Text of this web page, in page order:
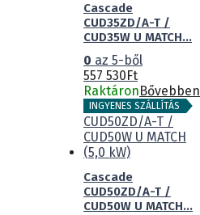
Cascade
CUD35ZD/A-T /
CUD35W U MATCH...
0 az 5-ből
557 530Ft
RaktáronBővebben
INGYENES SZÁLLÍTÁS
Cascade
CUD50ZD/A-T /
CUD50W U MATCH...